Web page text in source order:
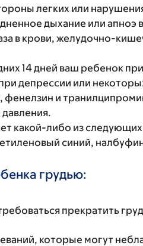
легких или
дыхание или апноэ
в крови, желудочно-
14 дней ваш ребенок
депрессии или
фенелзин и
какой-либо из
синий,
грудью:
прекратить
которые могут